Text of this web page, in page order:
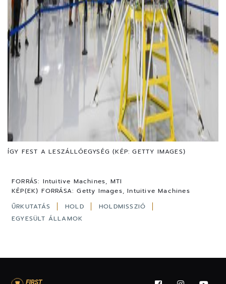
ÍGY FEST A LESZÁLLÓEGYSÉG (KÉP: GETTY IMAGES)
FORRÁS: Intuitive Machines, MTI
KÉP(EK) FORRÁSA: Getty Images, Intuitive Machines
ŰRKUTATÁS
HOLD
HOLDMISSZIÓ
EGYESÜLT ÁLLAMOK